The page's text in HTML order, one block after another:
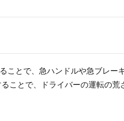
とで、急ハンドルや急ブレー
ことで、ドライバーの運転の